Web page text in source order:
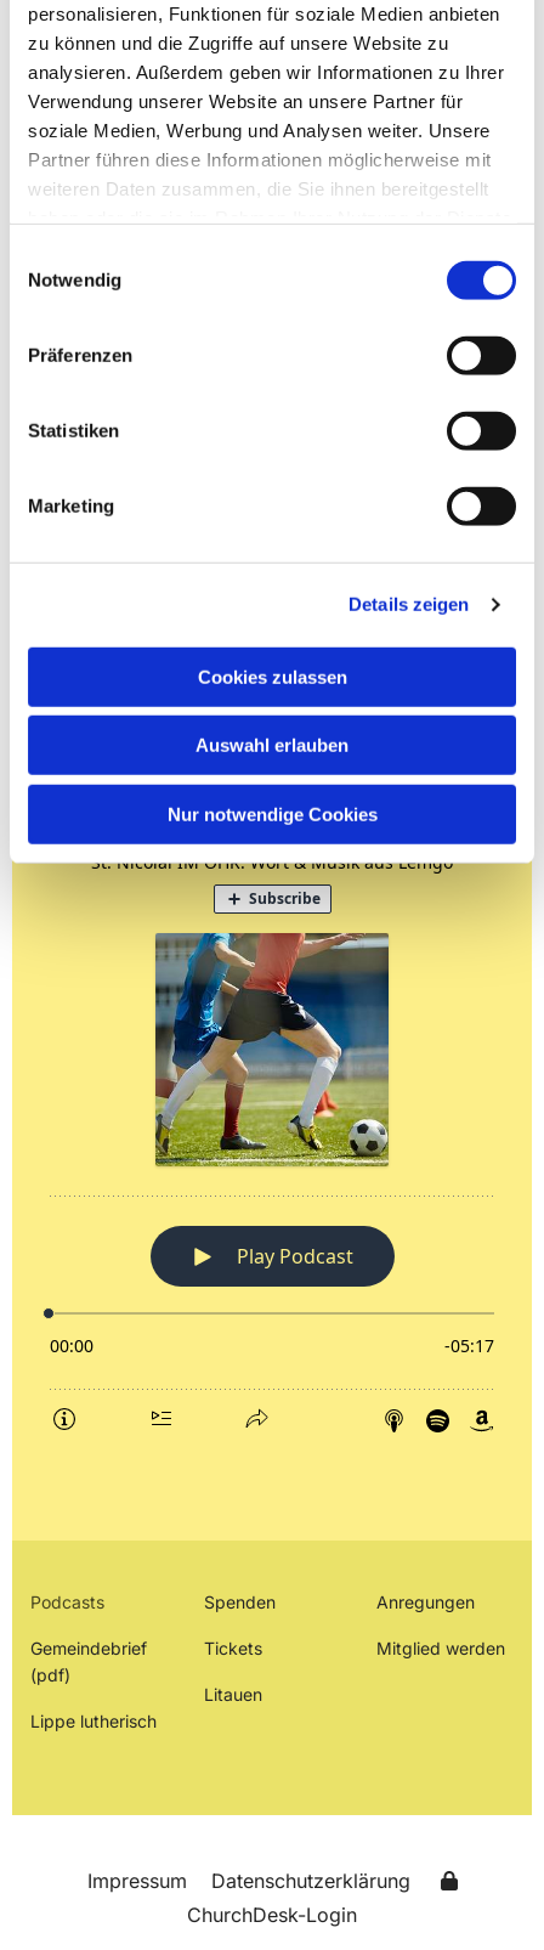
personalisieren, Funktionen für soziale Medien anbieten
zu können und die Zugriffe auf unsere Website zu
analysieren. Außerdem geben wir Informationen zu Ihrer
Verwendung unserer Website an unsere Partner für
soziale Medien, Werbung und Analysen weiter. Unsere
Partner führen diese Informationen möglicherweise mit
weiteren Daten zusammen, die Sie ihnen bereitgestellt
Notwendig
Präferenzen
Statistiken
Marketing
Details zeigen
Cookies zulassen
Auswahl erlauben
Nur notwendige Cookies
interessieren
Podcasts
Gemeindebrief
(pdf)
Lippe lutherisch
Spenden
Tickets
Litauen
Anregungen
Mitglied werden
Impressum
Datenschutzerklärung
ChurchDesk-Login